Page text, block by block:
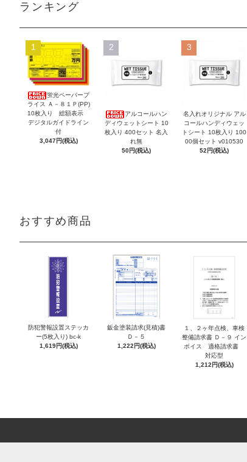
ランキング
1
蛍光ペーパープ
ライス Ａ－８１Ｐ(PP)
10枚入り 総額表示
デジタルガイドライン
付
3,047円(税込)
2
アルコールハン
ディウェットシート 10
枚入り 400セット 名入
れ無
50円(税込)
3
名入れオリジナル アル
コールハンディウェッ
トシート 10枚入り 100
00個セット v010530
52円(税込)
おすすめ商品
防犯警報設置ステッカ
ー(5枚入り) bc-k
1,619円(税込)
鈑金塗装請求(見積)書
Ｄ－５
1,222円(税込)
１、２ヶ年点検、車検
整備請求書 Ｄ－９ イン
ボイス 適格請求書
対応型
1,212円(税込)